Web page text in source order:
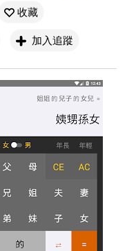
收藏
加入追蹤